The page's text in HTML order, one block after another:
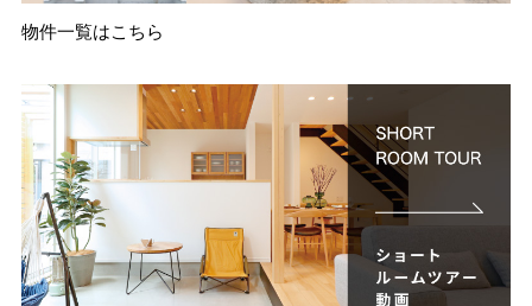
物件一覧はこちら